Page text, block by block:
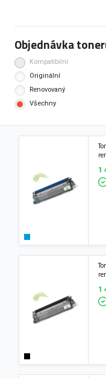
Objednávka
Kompatibilní
Originální
Renovovaný
Všechny
1
1